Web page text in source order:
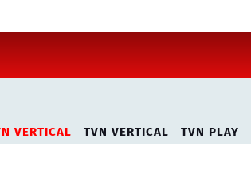
VERTICAL TVN VERTICAL TVN PLAY